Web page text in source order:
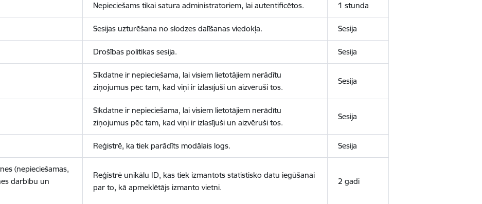
Nepieciešams tikai satura administratoriem, lai autentificētos. 1 stunda
Sesijas uzturēšana no slodzes dalīšanas viedokļa. Sesija
Drošības politikas sesija. Sesija
Sīkdatne ir nepieciešama, lai visiem lietotājiem nerādītu
ziņojumus pēc tam, kad viņi ir izlasījuši un aizvēruši tos.
Sesija
Sīkdatne ir nepieciešama, lai visiem lietotājiem nerādītu
ziņojumus pēc tam, kad viņi ir izlasījuši un aizvēruši tos.
Sesija
Reģistrē, ka tiek parādīts modālais logs. Sesija
(nepieciešamas,
darbību un
Reģistrē unikālu ID, kas tiek izmantots statistisko datu iegūšanai
par to, kā apmeklētājs izmanto vietni.
2 gadi